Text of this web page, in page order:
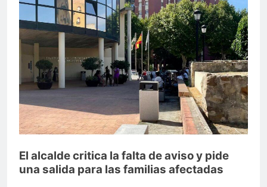
echa el cierre con éxito
rotundo
2 Semanas Atrás
La Mancomunidad y el
Banco de Alimentos del
Campo de Gibraltar renuevan
su convenio de colaboración
2 Semanas Atrás
Tráfico especial para
despedir la feria. Ojo si vas
a Santa Bárbara
2 Semanas Atrás
La feria se despide por todo
lo alto: Antonio José,
fuegos artificiales y música
El alcalde critica la falta de aviso y pide
una salida para las familias afectadas